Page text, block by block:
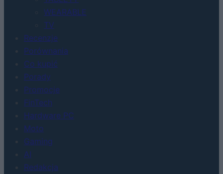
WEARABLE
TV
Recenzje
Porównania
Co kupić
Porady
Promocje
FinTech
Hardware PC
Moto
Gaming
AI
Redakcja